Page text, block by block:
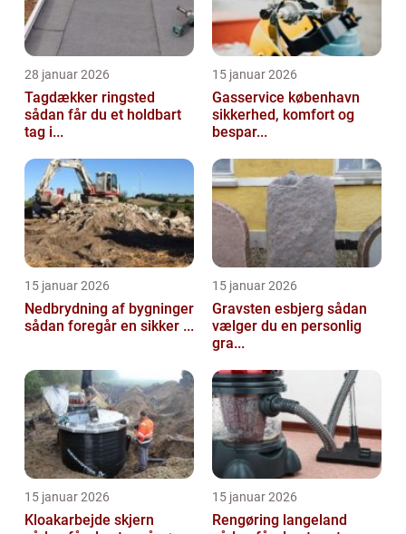
28 januar 2026
Tagdækker ringsted
sådan får du et holdbart
tag i...
15 januar 2026
Gasservice københavn
sikkerhed, komfort og
bespar...
15 januar 2026
Nedbrydning af bygninger
sådan foregår en sikker ...
15 januar 2026
Gravsten esbjerg sådan
vælger du en personlig
gra...
15 januar 2026
Kloakarbejde skjern
15 januar 2026
Rengøring langeland